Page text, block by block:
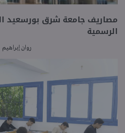
الرسمية
روان إبراهيم